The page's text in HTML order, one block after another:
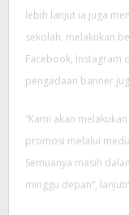
lebih lanjut ia juga
sekolah, melakukan
Facebook, Instagram
pengadaan banner
“Kami akan
promosi melalui
Semuanya masih
minggu depan”,